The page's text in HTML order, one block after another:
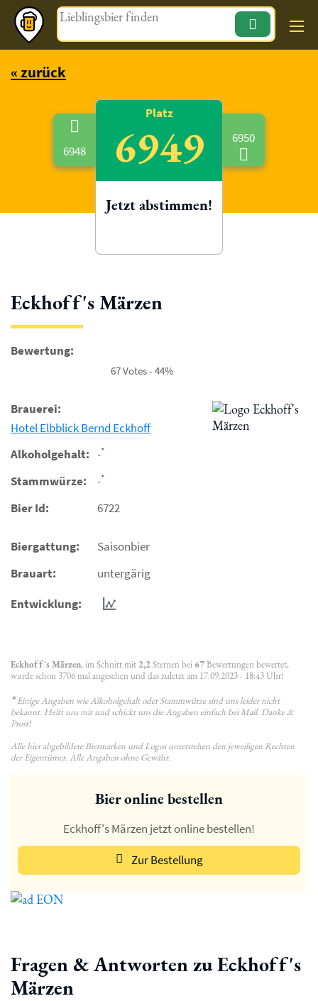
Magazin
« zurück
Eckhoff's Märzen
Bewertung:
67 Votes - 44%
Brauerei:
Hotel Elbblick Bernd Eckhoff
Alkoholgehalt: -*
Stammwürze: -*
Bier Id: 6722
Biergattung:
Saisonbier
Brauart:
untergärig
Entwicklung:
Eckhoff's Märzen, im Schnitt mit 2,2Sternen bei 67Bewertungen bewertet,
wurde schon 3706 mal angesehen und das zuletzt am 17.09.2023 - 18:43 Uhr!
*Einige Angaben wie Alkoholgehalt oder Stammwürze sind uns leider nicht
bekannt. Helft uns mit und schickt uns die Angaben einfach bei Mail. Danke &
Prost!
Alle hier abgebildete Biermarken und Logos unterstehen den jeweiligen Rechten
der Eigentümer. Alle Angaben ohne Gewähr.
6948
Platz
6949
Jetzt abstimmen!
6950
Bier online bestellen
Eckhoff's Märzen jetzt online bestellen!
Zur Bestellung
Fragen & Antworten zu Eckhoff's
Märzen